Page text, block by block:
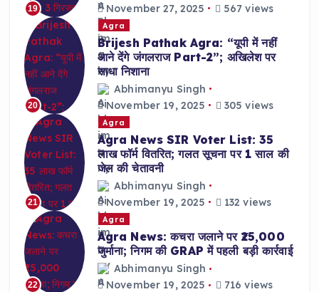
19 November 27, 2025 567 views
20
Agra
Brijesh Pathak Agra: “यूपी में नहीं
आने देंगे जंगलराज Part-2”; अखिलेश पर
साधा निशाना
Abhimanyu Singh
November 19, 2025
305 views
21
Agra
Agra News SIR Voter List: 35
लाख फॉर्म वितरित; गलत सूचना पर 1 साल की
जेल की चेतावनी
Abhimanyu Singh
November 19, 2025
132 views
22
Agra
Agra News: कचरा जलाने पर ₹25,000
जुर्माना; निगम की GRAP में पहली बड़ी कार्रवाई
Abhimanyu Singh
November 19, 2025
716 views